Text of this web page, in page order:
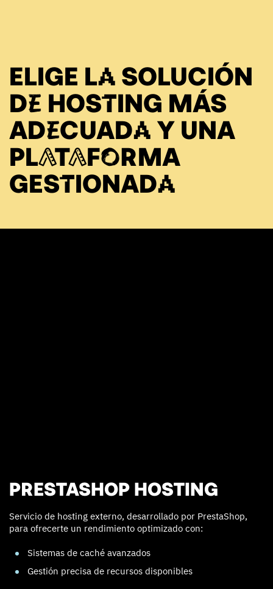
ELIGE LA SOLUCIÓN
DE HOSTING MÁS
ADECUADA Y UNA
PLATAFORMA
GESTIONADA
PRESTASHOP HOSTING
Servicio de hosting externo, desarrollado por PrestaShop,
para ofrecerte un rendimiento optimizado con:
Sistemas de caché avanzados
Gestión precisa de recursos disponibles